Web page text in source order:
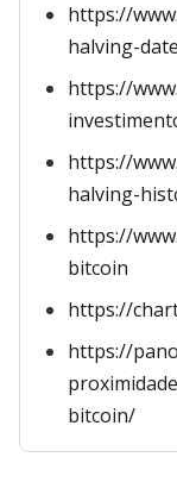
https://
halving-
https://
https://
halving-
https://
bitcoin
https://
https://
bitcoin/